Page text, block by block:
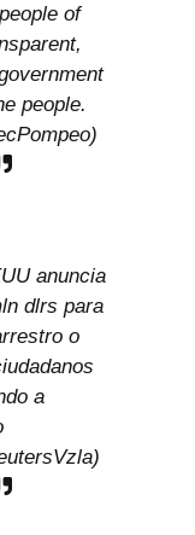
of
people.
anuncia
dlrs para
o
a